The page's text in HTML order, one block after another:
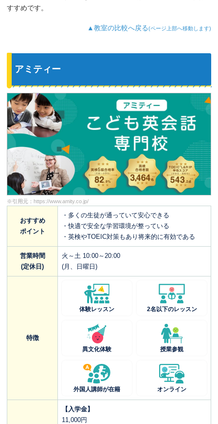
すすめです。
▲教室の比較へ戻る(ページ上部へ移動します)
アミティー
※引用元： https://www.amity.co.jp/
おすすめ
ポイント
・多くの生徒が通っていて安心できる
・快適で安全な学習環境が整っている
・英検やTOEIC対策もあり将来的に有効である
営業時間
(定休日)
火～土 10:00～20:00
(月、日曜日)
特徴
体験レッスン 2名以下のレッスン
異文化体験 授業参観
外国人講師が在籍 オンライン
【入学金】
11,000円